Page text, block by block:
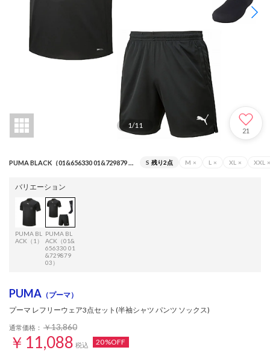
1/11
21
PUMA BLACK（01&656330 01&729879 03） S 残り2点 M × L × XL × XXL ×
バリエーション
PUMA BL
ACK（1）
PUMA BL
ACK（01&
656330 01
&729879
03）
PUMA （プーマ）
プーマ レフリーウェア3点セット(半袖シャツ パンツ ソックス)
通常価格： ￥13,860
￥11,088 税込 20%OFF